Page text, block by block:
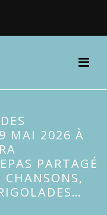
MAI 2026 À
PARTAGÉ